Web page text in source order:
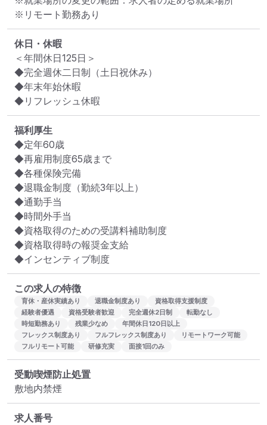
※リモート勤務あり
休日・休暇
＜年間休日125日＞
◆完全週休二日制（土日祝休み）
◆年末年始休暇
◆リフレッシュ休暇
福利厚生
◆定年60歳
◆再雇用制度65歳まで
◆各種保険完備
◆退職金制度（勤続3年以上）
◆通勤手当
◆時間外手当
◆資格取得のための受講料補助制度
◆資格取得時の報奨金支給
◆インセンティブ制度
この求人の特徴
育休・産休実績あり 退職金制度あり
資格取得支援制度
経験者優遇
資格受験者歓迎 完全週休2日制
転勤なし
時短勤務あり
残業少なめ
年間休日120日以上
フレックス制度あり
フルフレックス制度あり
リモートワーク可能
フルリモート可能
研修充実 面接1回のみ
受動喫煙防止処置
敷地内禁煙
求人番号